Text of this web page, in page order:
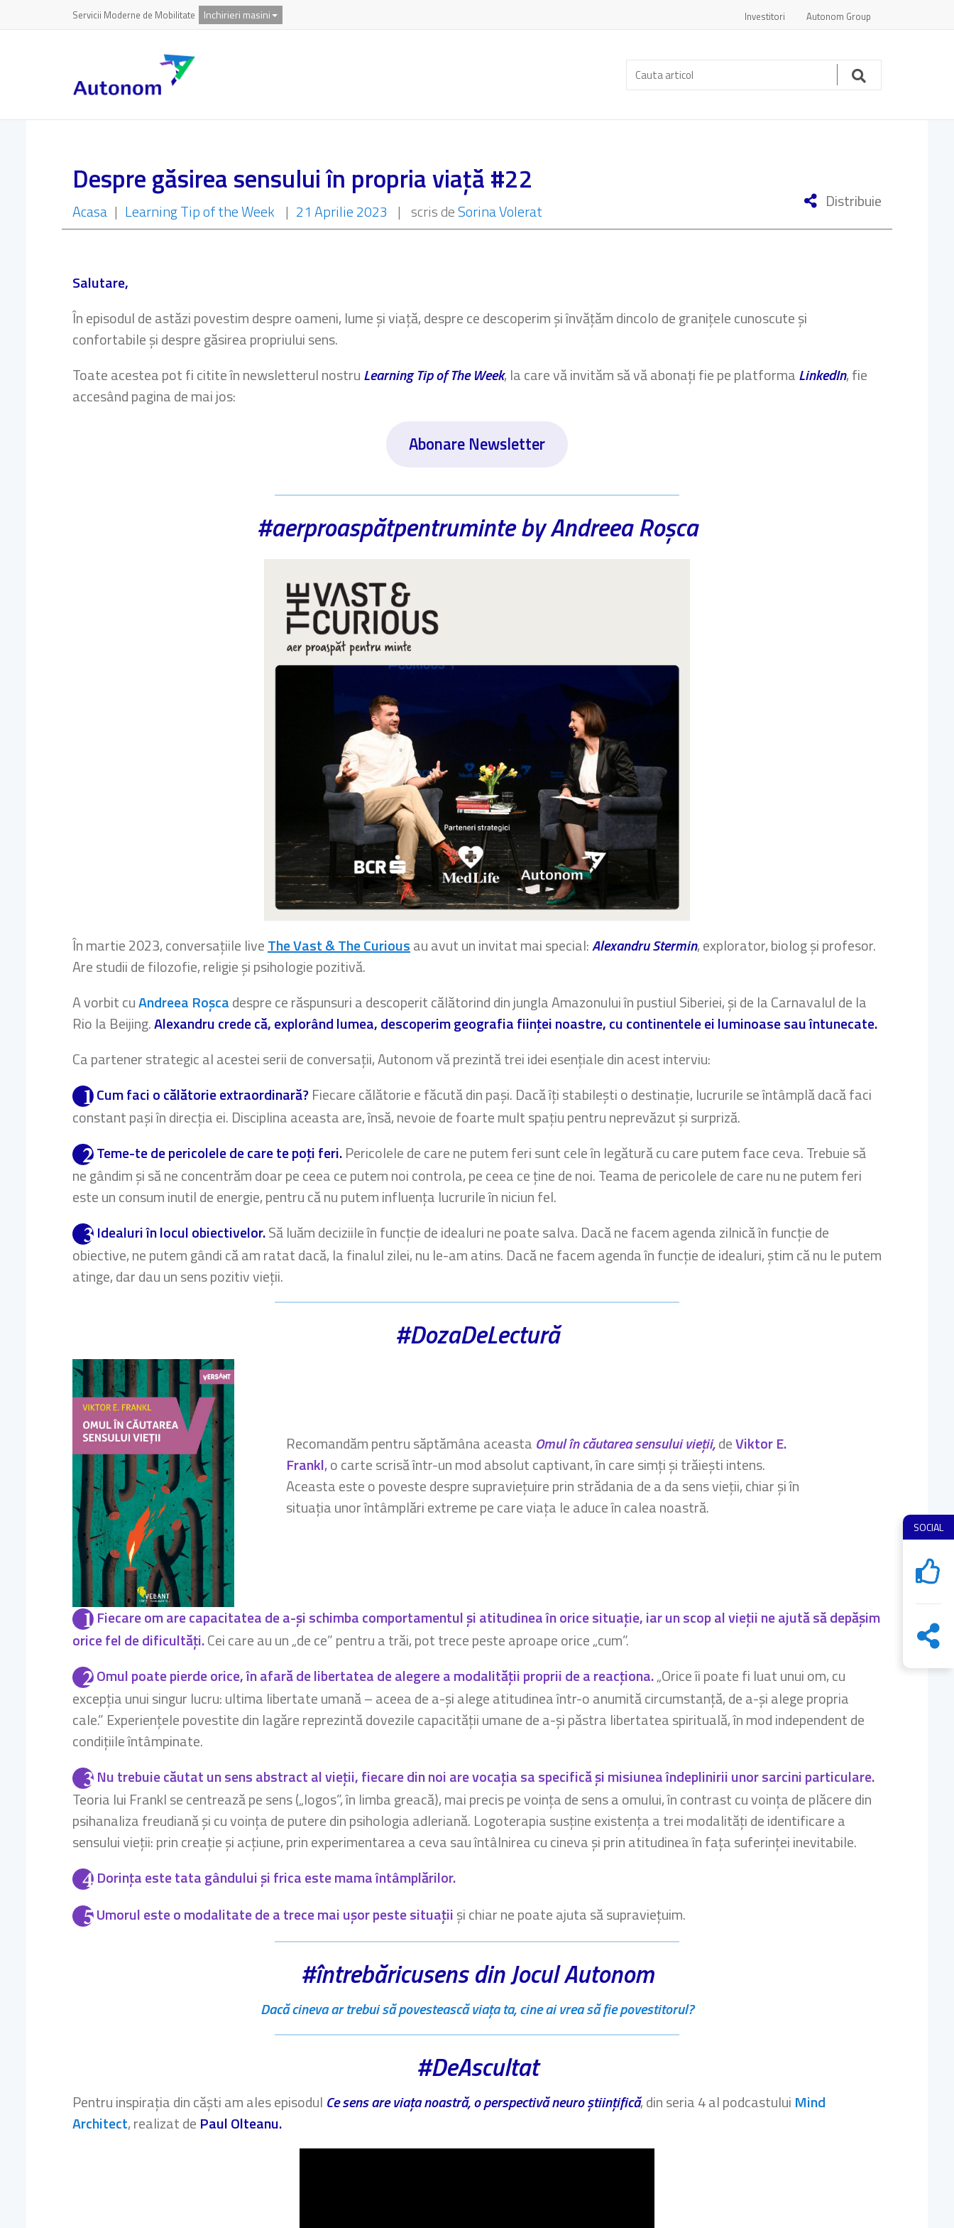
SOCIAL
Servicii Moderne de Mobilitate Inchirieri masini Investitori Autonom Group
Cauta
articol:
Despre găsirea sensului în propria viață #22
Acasa | Learning Tip of the Week | 21 Aprilie 2023 | scris deSorina Volerat Distribuie
Salutare,
În episodul de astăzi povestim despre oameni, lume și viață, despre ce descoperim și învățăm dincolo de granițele cunoscute și
confortabile și despre găsirea propriului sens.
Toate acestea pot fi citite în newsletterul nostruLearning Tip of The Week, la care vă invităm să vă abonați fie pe platformaLinkedIn, fie
accesând pagina de mai jos:
Abonare Newsletter
#aerproaspătpentruminte by Andreea Roșca
În martie 2023, conversațiile liveThe Vast & The Curiousau avut un invitat mai special:Alexandru Stermin, explorator, biolog și profesor.
Are studii de filozofie, religie și psihologie pozitivă.
A vorbit cuAndreea Roșcadespre ce răspunsuri a descoperit călătorind din jungla Amazonului în pustiul Siberiei, și de la Carnavalul de la
Rio la Beijing.Alexandru crede că, explorând lumea, descoperim geografia ființei noastre, cu continentele ei luminoase sau întunecate.
Ca partener strategic al acestei serii de conversații, Autonom vă prezintă trei idei esențiale din acest interviu:
Cum faci o călătorie extraordinară?Fiecare călătorie e făcută din pași. Dacă îți stabilești o destinație, lucrurile se întâmplă dacă faci
constant pași în direcția ei. Disciplina aceasta are, însă, nevoie de foarte mult spațiu pentru neprevăzut și surpriză.
Teme-te de pericolele de care te poți feri.Pericolele de care ne putem feri sunt cele în legătură cu care putem face ceva. Trebuie să
ne gândim și să ne concentrăm doar pe ceea ce putem noi controla, pe ceea ce ține de noi. Teama de pericolele de care nu ne putem feri
este un consum inutil de energie, pentru că nu putem influența lucrurile în niciun fel.
Idealuri în locul obiectivelor.Să luăm deciziile în funcție de idealuri ne poate salva. Dacă ne facem agenda zilnică în funcție de
obiective, ne putem gândi că am ratat dacă, la finalul zilei, nu le-am atins. Dacă ne facem agenda în funcție de idealuri, știm că nu le putem
atinge, dar dau un sens pozitiv vieții.
#DozaDeLectură
Recomandăm pentru săptămâna aceasta Omul în căutarea sensului vieții,deViktor E.
Frankl,o carte scrisă într-un mod absolut captivant, în care simți și trăiești intens.
Aceasta este o poveste despre supraviețuire prin strădania de a da sens vieții, chiar și în
situația unor întâmplări extreme pe care viața le aduce în calea noastră.
Fiecare om are capacitatea de a-și schimba comportamentul și atitudinea în orice situație, iar un scop al vieții ne ajută să depășim
orice fel de dificultăți.Cei care au un „de ce” pentru a trăi, pot trece peste aproape orice „cum”.
Omul poate pierde orice, în afară de libertatea de alegere a modalității proprii de a reacționa.„Orice îi poate fi luat unui om, cu
excepția unui singur lucru: ultima libertate umană – aceea de a-și alege atitudinea într-o anumită circumstanță, de a-și alege propria
cale.” Experiențele povestite din lagăre reprezintă dovezile capacității umane de a-și păstra libertatea spirituală, în mod independent de
condițiile întâmpinate.
Nu trebuie căutat un sens abstract al vieții, fiecare din noi are vocația sa specifică și misiunea îndeplinirii unor sarcini particulare.
Teoria lui Frankl se centrează pe sens („logos”, în limba greacă), mai precis pe voința de sens a omului, în contrast cu voința de plăcere din
psihanaliza freudiană și cu voința de putere din psihologia adleriană. Logoterapia susține existența a trei modalități de identificare a
sensului vieții: prin creație și acțiune, prin experimentarea a ceva sau întâlnirea cu cineva și prin atitudinea în fața suferinței inevitabile.
Dorința este tata gândului și frica este mama întâmplărilor.
Umorul este o modalitate de a trece mai ușor peste situațiiși chiar ne poate ajuta să supraviețuim.
#întrebăricusens din Jocul Autonom
Dacă cineva ar trebui să povestească viața ta, cine ai vrea să fie povestitorul?
#DeAscultat
Pentru inspirația din căști am ales episodul Ce sens are viața noastră, o perspectivă neuro științifică, din seria 4 al podcastului Mind
Architect, realizat de Paul Olteanu.